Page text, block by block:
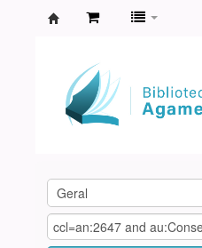
Agamenon
Magalhães